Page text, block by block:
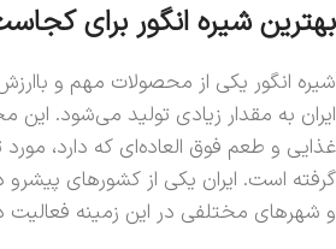
بهترین شیره انگور برای
شیره انگور یکی از محصولات مهم و
ایران به مقدار زیادی تولید می‌شود.
غذایی و طعم فوق العاده‌ای که دارد، مورد
گرفته است. ایران یکی از کشورهای پیشرو
و شهرهای مختلفی در این زمینه فعالیت